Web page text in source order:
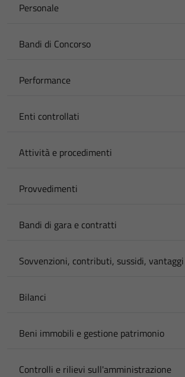
Personale
Bandi di Concorso
Performance
Enti controllati
Attività e procedimenti
Provvedimenti
Bandi di gara e contratti
Sovvenzioni, contributi, sussidi,
Bilanci
Beni immobili e gestione patrimonio
Controlli e rilievi sull'amministrazione